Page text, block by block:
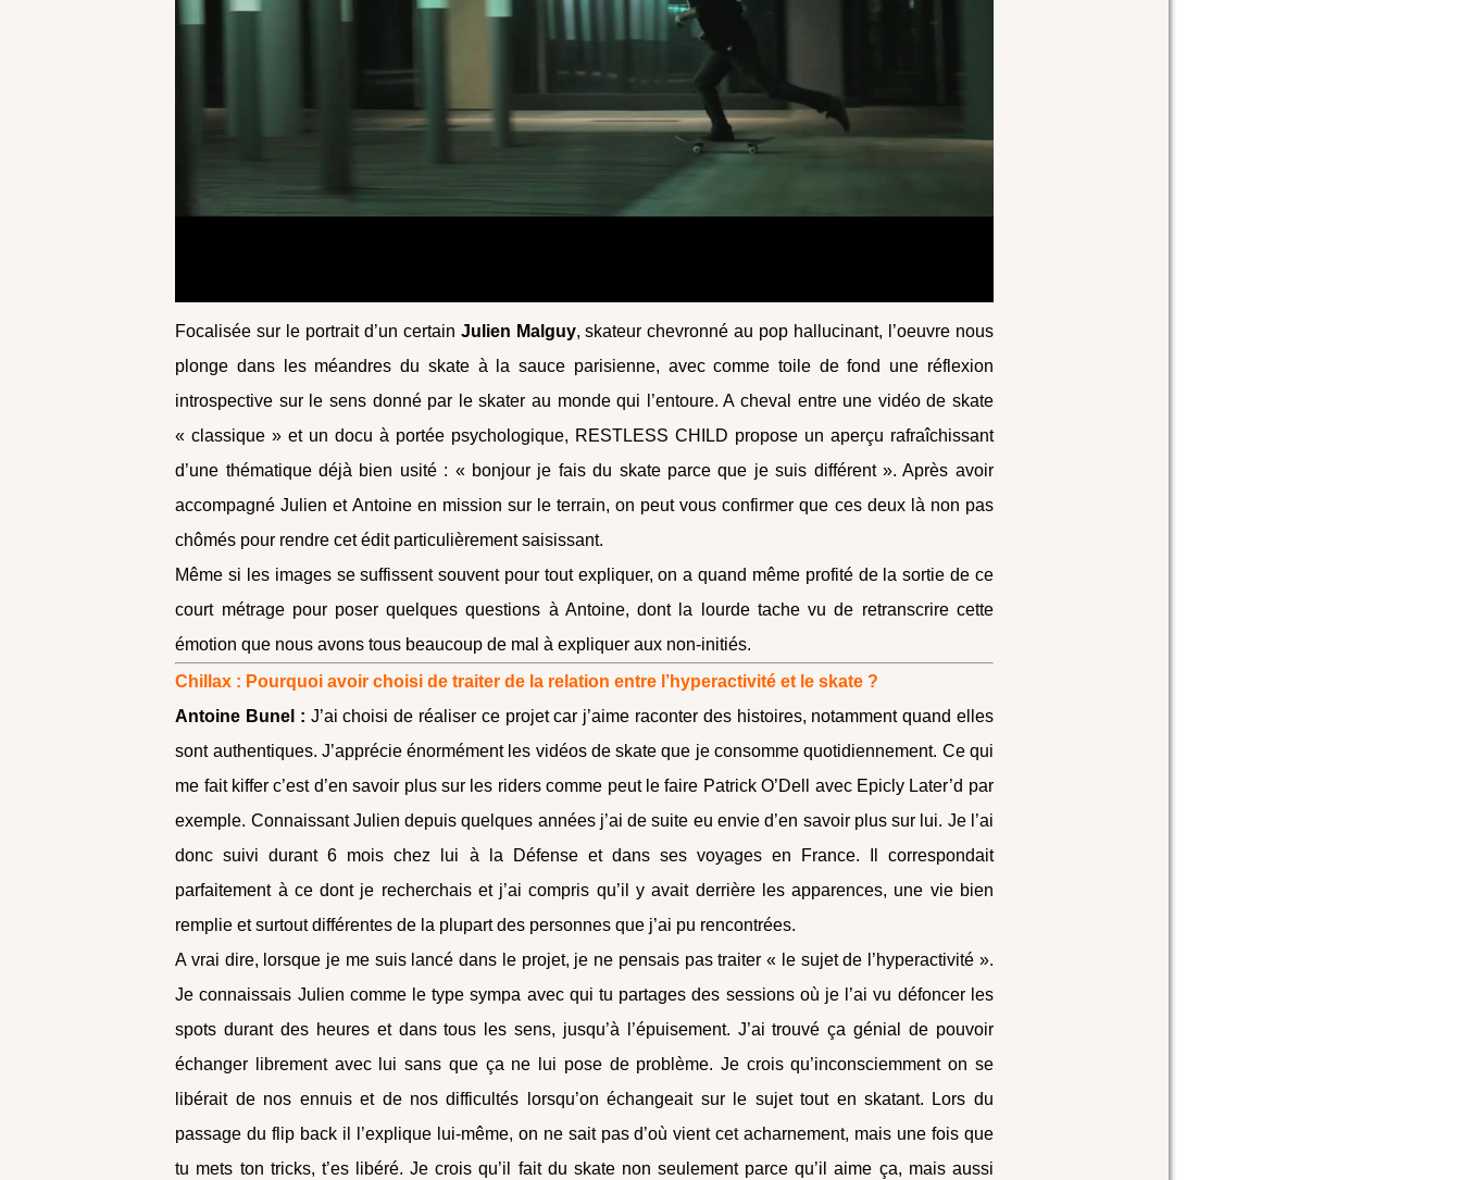
Focalisée sur le portrait d’un certain Julien Malguy, skateur chevronné au pop hallucinant, l’oeuvre nous
plonge dans les méandres du skate à la sauce parisienne, avec comme toile de fond une réflexion
introspective sur le sens donné par le skater au monde qui l’entoure. A cheval entre une vidéo de skate
« classique » et un docu à portée psychologique, RESTLESS CHILD propose un aperçu rafraîchissant
d’une thématique déjà bien usité : « bonjour je fais du skate parce que je suis différent ». Après avoir
accompagné Julien et Antoine en mission sur le terrain, on peut vous confirmer que ces deux là non pas
chômés pour rendre cet édit particulièrement saisissant.
Même si les images se suffissent souvent pour tout expliquer, on a quand même profité de la sortie de ce
court métrage pour poser quelques questions à Antoine, dont la lourde tache vu de retranscrire cette
émotion que nous avons tous beaucoup de mal à expliquer aux non-initiés.
Chillax : Pourquoi avoir choisi de traiter de la relation entre l’hyperactivité et le skate ?
Antoine Bunel : J’ai choisi de réaliser ce projet car j’aime raconter des histoires, notamment quand elles
sont authentiques. J’apprécie énormément les vidéos de skate que je consomme quotidiennement. Ce qui
me fait kiffer c’est d’en savoir plus sur les riders comme peut le faire Patrick O’Dell avec Epicly Later’d par
exemple. Connaissant Julien depuis quelques années j’ai de suite eu envie d’en savoir plus sur lui. Je l’ai
donc suivi durant 6 mois chez lui à la Défense et dans ses voyages en France. Il correspondait
parfaitement à ce dont je recherchais et j’ai compris qu’il y avait derrière les apparences, une vie bien
remplie et surtout différentes de la plupart des personnes que j’ai pu rencontrées.
A vrai dire, lorsque je me suis lancé dans le projet, je ne pensais pas traiter « le sujet de l’hyperactivité ».
Je connaissais Julien comme le type sympa avec qui tu partages des sessions où je l’ai vu défoncer les
spots durant des heures et dans tous les sens, jusqu’à l’épuisement. J’ai trouvé ça génial de pouvoir
échanger librement avec lui sans que ça ne lui pose de problème. Je crois qu’inconsciemment on se
libérait de nos ennuis et de nos difficultés lorsqu’on échangeait sur le sujet tout en skatant. Lors du
passage du flip back il l’explique lui-même, on ne sait pas d’où vient cet acharnement, mais une fois que
tu mets ton tricks, t’es libéré. Je crois qu’il fait du skate non seulement parce qu’il aime ça, mais aussi